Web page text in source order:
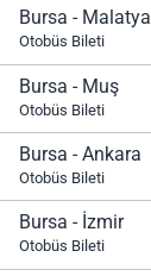
Bursa - Malatya
Otobüs Bileti
Bursa - Muş
Otobüs Bileti
Bursa - Ankara
Otobüs Bileti
Bursa - İzmir
Otobüs Bileti